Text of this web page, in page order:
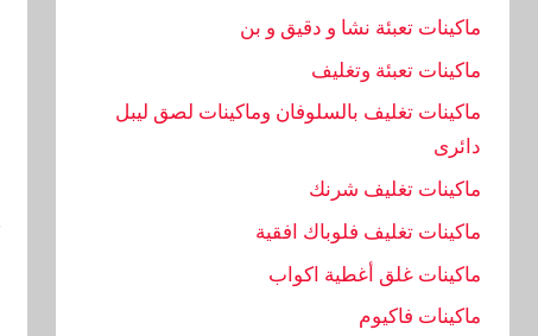
ماكينات تعبئة نشا و دقيق و بن
ماكينات تعبئة وتغليف
ماكينات تغليف بالسلوفان وماكينات لصق ليبل
دائرى
ماكينات تغليف شرنك
ماكينات تغليف فلوباك افقية
ماكينات غلق أغطية اكواب
ماكينات فاكيوم